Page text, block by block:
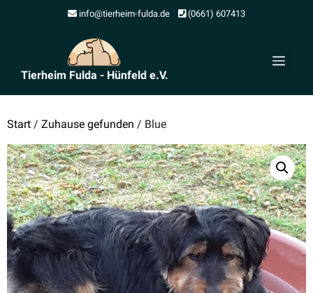
info@tierheim-fulda.de (0661) 607413
Tierheim Fulda - Hünfeld e.V.
Start / Zuhause gefunden / Blue